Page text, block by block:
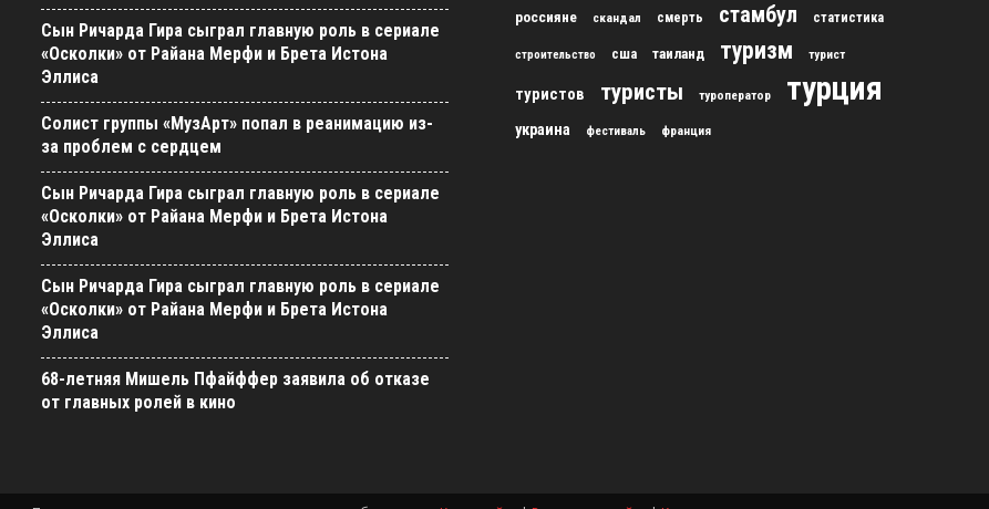
Сын Ричарда Гира сыграл главную роль в сериале
«Осколки» от Райана Мерфи и Брета Истона
Эллиса
Солист группы «МузАрт» попал в реанимацию из-
за проблем с сердцем
Сын Ричарда Гира сыграл главную роль в сериале
«Осколки» от Райана Мерфи и Брета Истона
Эллиса
Сын Ричарда Гира сыграл главную роль в сериале
«Осколки» от Райана Мерфи и Брета Истона
Эллиса
68-летняя Мишель Пфайффер заявила об отказе
от главных ролей в кино
россияне скандал смерть стамбул статистика
строительство сша таиланд туризм турист
туристов туристы туроператор турция
украина фестиваль франция